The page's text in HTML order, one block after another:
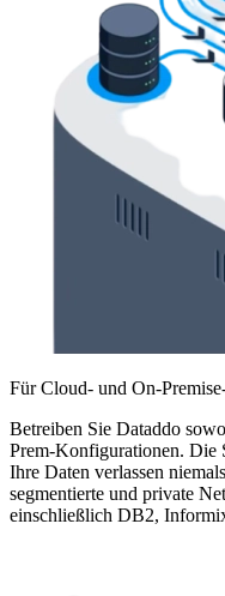
Für Cloud- und On-
Betreiben Sie Dataddo
Prem-Konfigurationen. Die
Ihre Daten verlassen
segmentierte und private
einschließlich DB2,